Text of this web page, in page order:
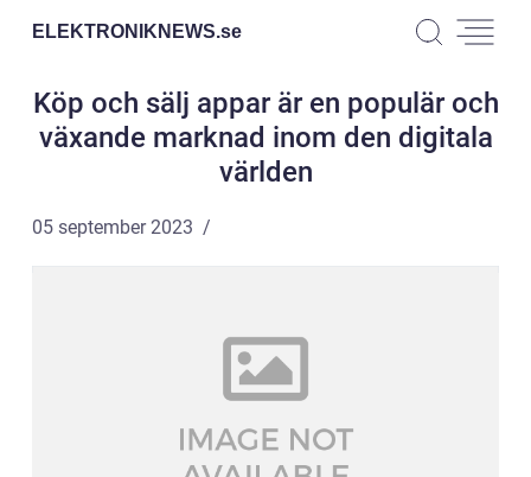
ELEKTRONIKNEWS.se
Köp och sälj appar är en populär och
växande marknad inom den digitala
världen
05 september 2023